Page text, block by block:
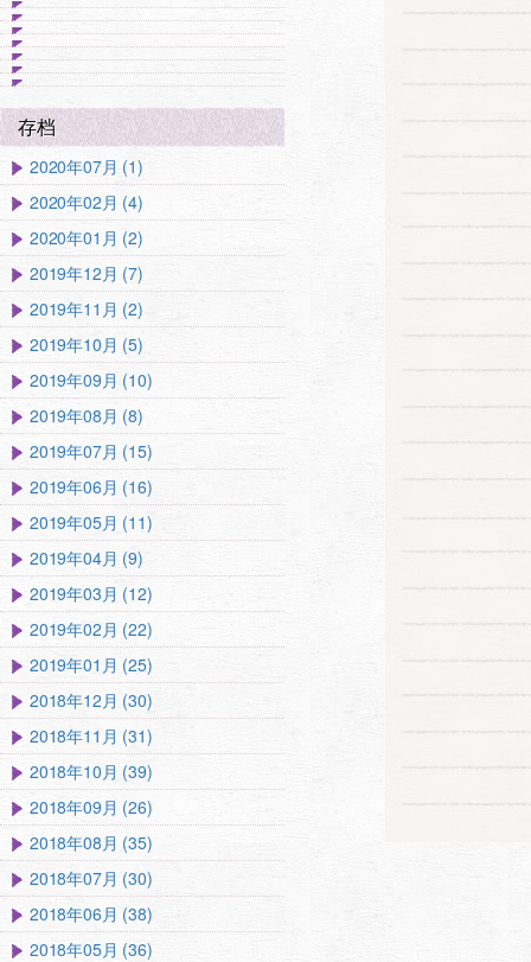
存档
2020年07月 (1)
2020年02月 (4)
2020年01月 (2)
2019年12月 (7)
2019年11月 (2)
2019年10月 (5)
2019年09月 (10)
2019年08月 (8)
2019年07月 (15)
2019年06月 (16)
2019年05月 (11)
2019年04月 (9)
2019年03月 (12)
2019年02月 (22)
2019年01月 (25)
2018年12月 (30)
2018年11月 (31)
2018年10月 (39)
2018年09月 (26)
2018年08月 (35)
2018年07月 (30)
2018年06月 (38)
2018年05月 (36)